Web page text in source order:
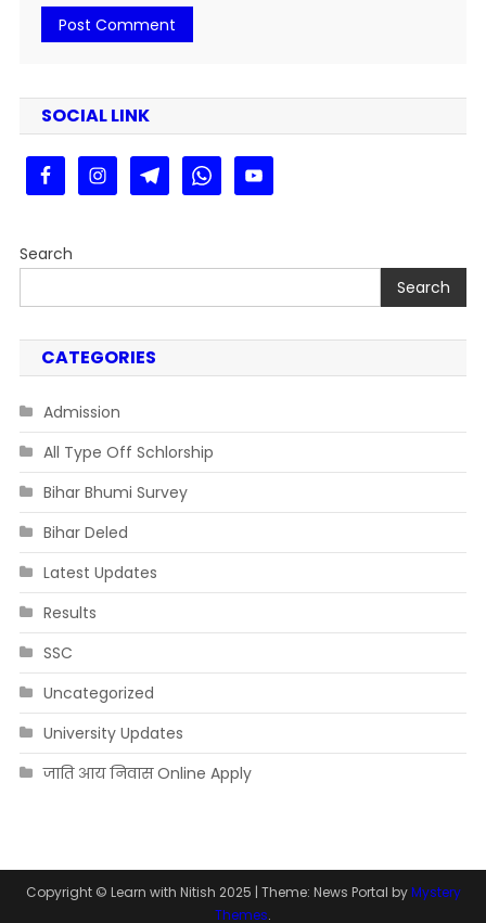
SOCIAL LINK
Search
Search
CATEGORIES
Admission
All Type Off Schlorship
Bihar Bhumi Survey
Bihar Deled
Latest Updates
Results
SSC
Uncategorized
University Updates
जाति आय निवास Online Apply
Copyright © Learn with Nitish 2025 | Theme: News Portal byMystery
Themes.